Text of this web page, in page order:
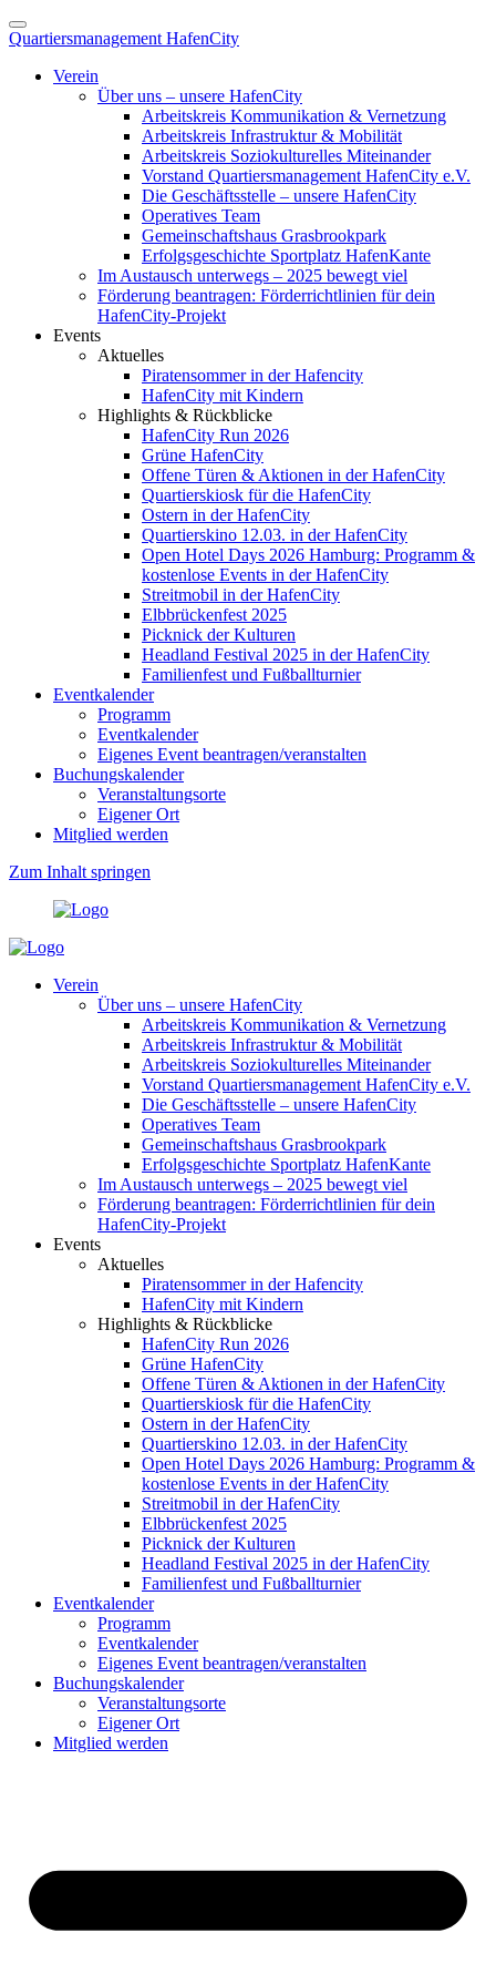
Quartiersmanagement HafenCity
Verein
Über uns – unsere HafenCity
Arbeitskreis Kommunikation & Vernetzung
Arbeitskreis Infrastruktur & Mobilität
Arbeitskreis Soziokulturelles Miteinander
Vorstand Quartiersmanagement HafenCity e.V.
Die Geschäftsstelle – unsere HafenCity
Operatives Team
Gemeinschaftshaus Grasbrookpark
Erfolgsgeschichte Sportplatz HafenKante
Im Austausch unterwegs – 2025 bewegt viel
Förderung beantragen: Förderrichtlinien für dein
HafenCity-Projekt
Events
Aktuelles
Piratensommer in der Hafencity
HafenCity mit Kindern
Highlights & Rückblicke
HafenCity Run 2026
Grüne HafenCity
Offene Türen & Aktionen in der HafenCity
Quartierskiosk für die HafenCity
Ostern in der HafenCity
Quartierskino 12.03. in der HafenCity
Open Hotel Days 2026 Hamburg: Programm &
kostenlose Events in der HafenCity
Streitmobil in der HafenCity
Elbbrückenfest 2025
Picknick der Kulturen
Headland Festival 2025 in der HafenCity
Familienfest und Fußballturnier
Eventkalender
Programm
Eventkalender
Eigenes Event beantragen/veranstalten
Buchungskalender
Veranstaltungsorte
Eigener Ort
Mitglied werden
Zum Inhalt springen
Verein
Über uns – unsere HafenCity
Arbeitskreis Kommunikation & Vernetzung
Arbeitskreis Infrastruktur & Mobilität
Arbeitskreis Soziokulturelles Miteinander
Vorstand Quartiersmanagement HafenCity e.V.
Die Geschäftsstelle – unsere HafenCity
Operatives Team
Gemeinschaftshaus Grasbrookpark
Erfolgsgeschichte Sportplatz HafenKante
Im Austausch unterwegs – 2025 bewegt viel
Förderung beantragen: Förderrichtlinien für dein
HafenCity-Projekt
Events
Aktuelles
Piratensommer in der Hafencity
HafenCity mit Kindern
Highlights & Rückblicke
HafenCity Run 2026
Grüne HafenCity
Offene Türen & Aktionen in der HafenCity
Quartierskiosk für die HafenCity
Ostern in der HafenCity
Quartierskino 12.03. in der HafenCity
Open Hotel Days 2026 Hamburg: Programm &
kostenlose Events in der HafenCity
Streitmobil in der HafenCity
Elbbrückenfest 2025
Picknick der Kulturen
Headland Festival 2025 in der HafenCity
Familienfest und Fußballturnier
Eventkalender
Programm
Eventkalender
Eigenes Event beantragen/veranstalten
Buchungskalender
Veranstaltungsorte
Eigener Ort
Mitglied werden